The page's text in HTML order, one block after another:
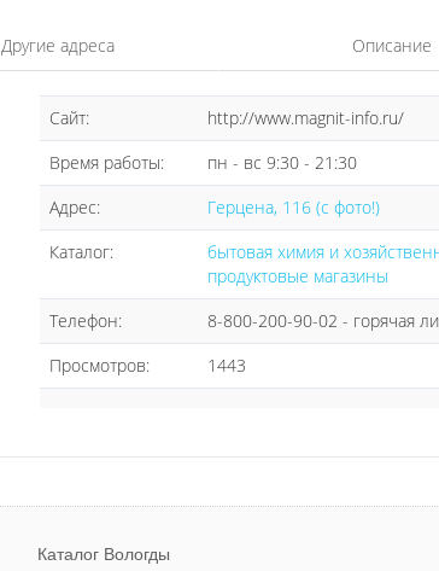
Другие адреса Описание
Сайт:
http://www.magnit-info.ru/
Время работы:
пн - вс 9:30 - 21:30
Адрес:
Герцена, 116 (с фото!)
Каталог:
бытовая химия и
продуктовые магазины
Телефон:
8-800-200-90-02 - горячая
Просмотров:
1443
Каталог Вологды